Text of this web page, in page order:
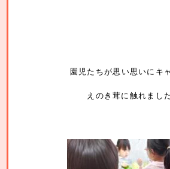
園児たちが思い思いにキ
えのき茸に触れまし